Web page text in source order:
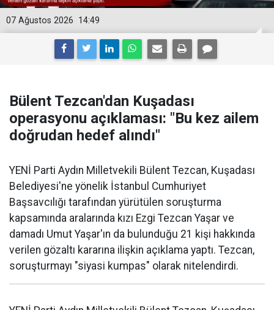
14:49
07 Ağustos 2026
Bülent Tezcan'dan Kuşadası
operasyonu açıklaması: "Bu kez ailem
doğrudan hedef alındı"
YENİ Parti Aydın Milletvekili Bülent Tezcan, Kuşadası
Belediyesi'ne yönelik İstanbul Cumhuriyet
Başsavcılığı tarafından yürütülen soruşturma
kapsamında aralarında kızı Ezgi Tezcan Yaşar ve
damadı Umut Yaşar'ın da bulunduğu 21 kişi hakkında
verilen gözaltı kararına ilişkin açıklama yaptı. Tezcan,
soruşturmayı "siyasi kumpas" olarak nitelendirdi.